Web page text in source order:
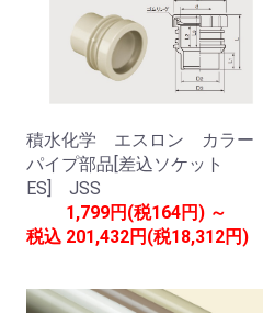
積水化学 エスロン カラー
パイプ部品[差込ソケット
ES] JSS
税込
1,799円(税164円) ～
201,432円(税18,312円)